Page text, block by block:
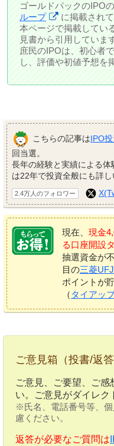
ゴールドパックのIPO
ループ
に掲載されて
本ページで掲載してい
見書から引用していま
庶民のIPOは、初心者
し、評価や初値予想を
こちらの記事はIPO
回当選。
長年の経験と実績による体
は22年で投資全般にも詳し
2.4万人のフォロワー
現在、 現金
る口座開設
抽選資金が
目の三菱
ポイントが
（ タイアッ
ご意見箱（投書/返答
ご意見、ご要望、ご感
い。ご意見がダイレク
※氏名、電話番号等、
慮ください。
返答が必要なご質問は